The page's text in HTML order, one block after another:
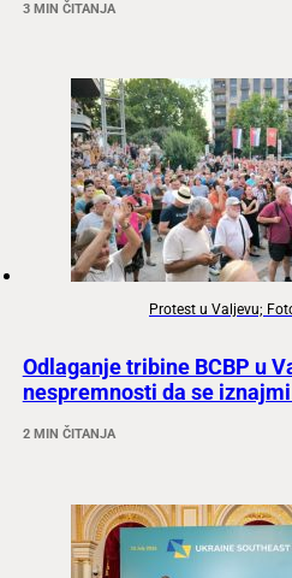
3 MIN ČITANJA
Protest u Valjevu;
Odlaganje tribine BCBP u
nespremnosti da se
2 MIN ČITANJA